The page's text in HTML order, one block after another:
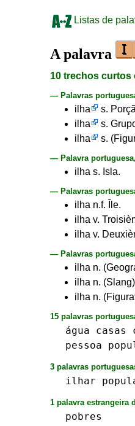
Listas de
A palavra
10 trechos curtos
— Palavras
ilha
s.
ilha
s.
ilha
s.
— Palavra
ilha s. Isla.
— Palavras
ilha n.f. Île.
ilha v.
ilha v.
— Palavras
ilha n.
ilha n.
ilha n.
15 palavras
água casas
pessoa
3 palavras
ilhar
1 palavra estrangeira
pobres